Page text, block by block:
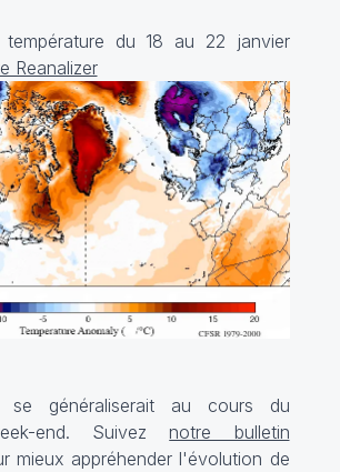
température du 18 au 22 janvier
Reanalizer
se généraliserait au cours du
end. Suiveznotre bulletin
mieux appréhender l'évolution de